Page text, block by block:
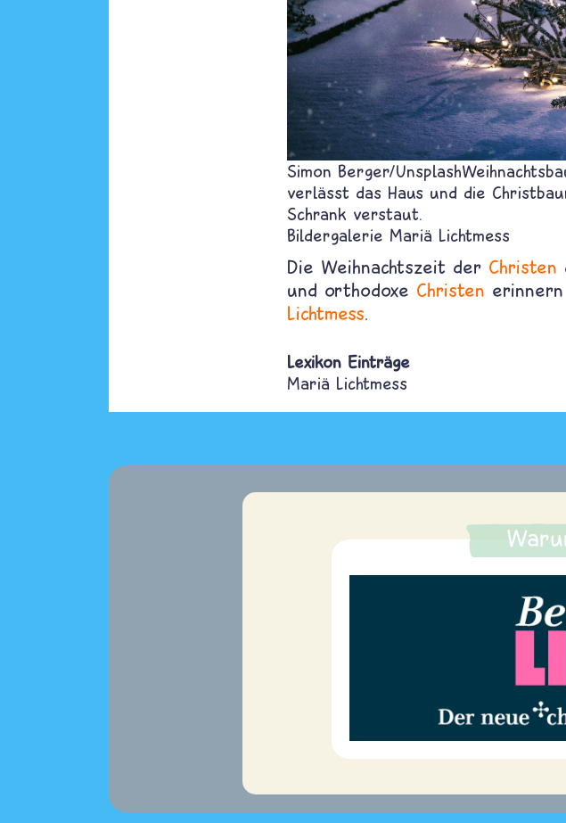
Simon Berger/Unsplash
verlässt das Haus und die
Schrank verstaut.
Bildergalerie Mariä Lichtmess
Die Weihnachtszeit der Christen
und orthodoxe Christen
Lichtmess.
Lexikon Einträge
Mariä Lichtmess